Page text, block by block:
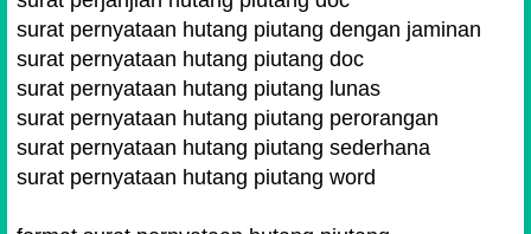
surat pernyataan hutang piutang dengan jaminan
surat pernyataan hutang piutang doc
surat pernyataan hutang piutang lunas
surat pernyataan hutang piutang perorangan
surat pernyataan hutang piutang sederhana
surat pernyataan hutang piutang word